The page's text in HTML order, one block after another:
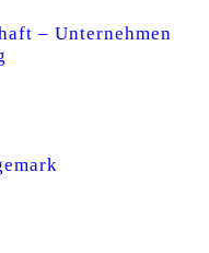
– Unternehmen